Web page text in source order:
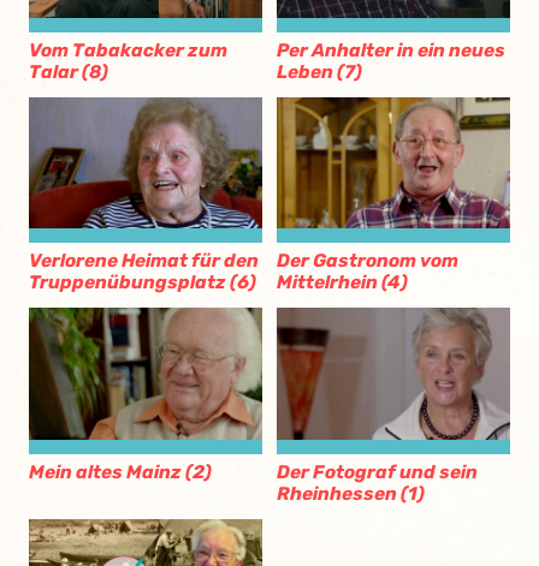
Vom Tabakacker zum
Talar (8)
Per Anhalter in ein neues
Leben (7)
Verlorene Heimat für den
Truppenübungsplatz (6)
Der Gastronom vom
Mittelrhein (4)
Mein altes Mainz (2)
Der Fotograf und sein
Rheinhessen (1)